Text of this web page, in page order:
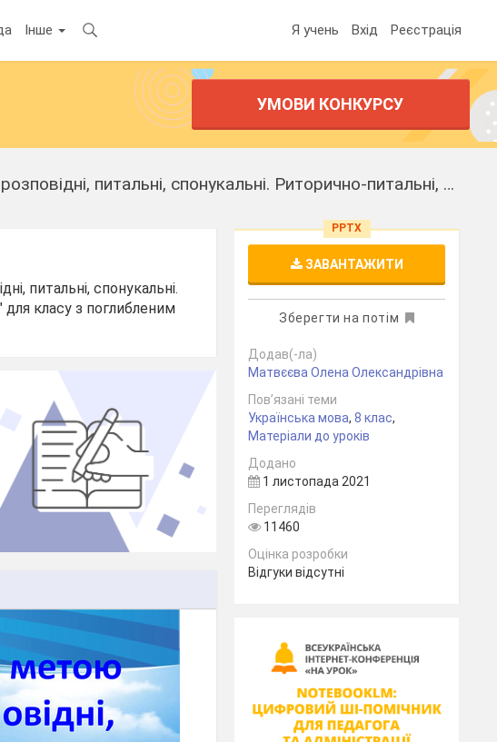
Інше Я учень Вхід Реєстрація
УМОВИ КОНКУРСУ
Презентація на тему "Типи речень за метою висловлювання: розповідні, питальні, спонукальні. Риторично-питальні, власне питальні, питально-спонукальні речення."
питальні, спонукальні.
для класу з поглибленим
PPTX
ЗАВАНТАЖИТИ
Зберегти на потім
Додав(-ла)
Матвєєва Олена Олександрівна
Пов’язані теми
Українська мова,8 клас,
Матеріали до уроків
Додано
1 листопада 2021
Переглядів
11460
Оцінка розробки
Відгуки відсутні